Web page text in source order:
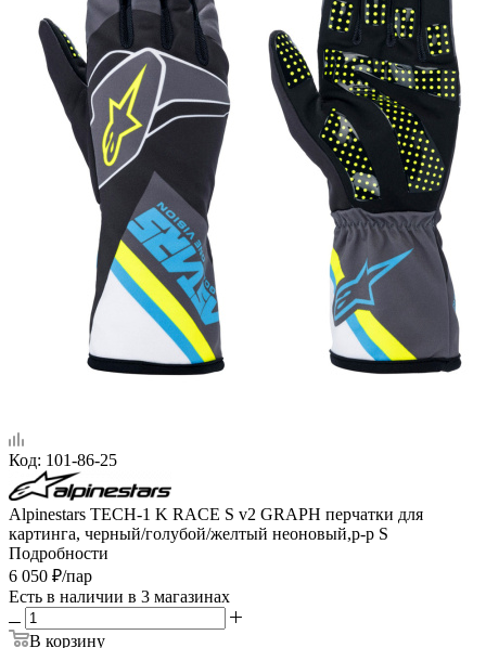
Код: 101-86-25
Alpinestars TECH-1 K RACE S v2 GRAPH перчатки для
картинга, черный/голубой/желтый неоновый,р-р S
Подробности
6 050 ₽/пар
Есть в наличии в 3 магазинах
В корзину